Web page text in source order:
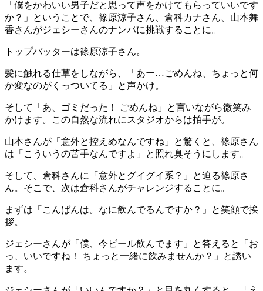
「僕をかわいい男子だと思って声をかけてもらっていいです
か？」ということで、篠原涼子さん、倉科カナさん、山本舞
香さんがジェシーさんのナンパに挑戦することに。
トップバッターは篠原涼子さん。
髪に触れる仕草をしながら、「あー…ごめんね、ちょっと何
か変なのがくっついてる」と声かけ。
そして「あ、ゴミだった！ ごめんね」と言いながら微笑み
かけます。この自然な流れにスタジオからは拍手が。
山本さんが「意外と控えめなんですね」と驚くと、篠原さん
は「こういうの苦手なんですよ」と照れ臭そうにします。
そして、倉科さんに「意外とグイグイ系？」と迫る篠原さ
ん。そこで、次は倉科さんがチャレンジすることに。
まずは「こんばんは。なに飲んでるんですか？」と笑顔で挨
拶。
ジェシーさんが「僕、今ビール飲んでます」と答えると「お
っ、いいですね！ ちょっと一緒に飲みませんか？」と誘い
ます。